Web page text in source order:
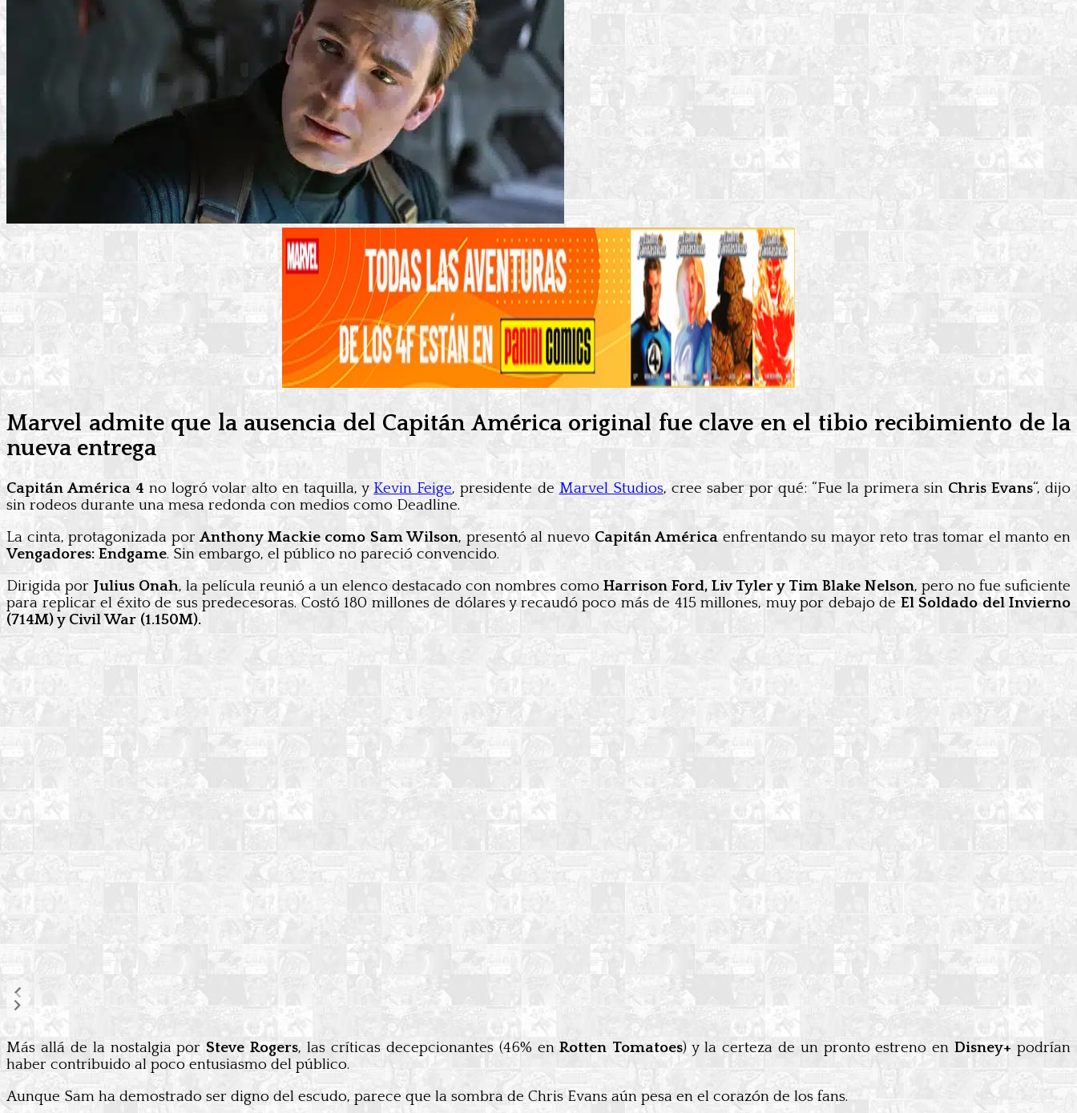
Marvel admite que la ausencia del Capitán América original fue clave en el tibio recibimiento de la
nueva entrega
Capitán América 4 no logró volar alto en taquilla, yKevin Feige, presidente de Marvel Studios, cree saber por qué: “Fue la primera sin Chris Evans“, dijo
sin rodeos durante una mesa redonda con medios como Deadline.
La cinta, protagonizada porAnthony Mackie como Sam Wilson, presentó al nuevoCapitán América enfrentando su mayor reto tras tomar el manto en
Vengadores: Endgame. Sin embargo, el público no pareció convencido.
Dirigida por Julius Onah, la película reunió a un elenco destacado con nombres como Harrison Ford, Liv Tyler y Tim Blake Nelson, pero no fue suficiente
para replicar el éxito de sus predecesoras. Costó 180 millones de dólares y recaudó poco más de 415 millones, muy por debajo de El Soldado del Invierno
(714M) y Civil War (1.150M).
Más allá de la nostalgia porSteve Rogers, las críticas decepcionantes (46% enRotten Tomatoes) y la certeza de un pronto estreno enDisney+podrían
haber contribuido al poco entusiasmo del público.
Aunque Sam ha demostrado ser digno del escudo, parece que la sombra de Chris Evans aún pesa en el corazón de los fans.